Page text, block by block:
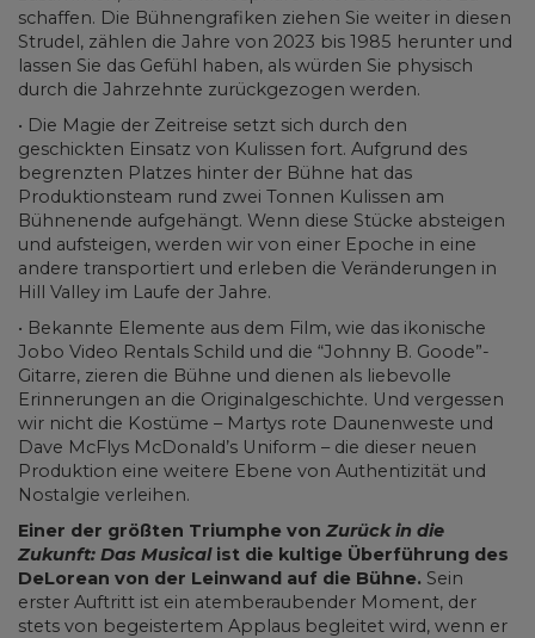
schaffen. Die Bühnengrafiken ziehen Sie weiter in diesen
Strudel, zählen die Jahre von 2023 bis 1985 herunter und
lassen Sie das Gefühl haben, als würden Sie physisch
durch die Jahrzehnte zurückgezogen werden.
• Die Magie der Zeitreise setzt sich durch den
geschickten Einsatz von Kulissen fort. Aufgrund des
begrenzten Platzes hinter der Bühne hat das
Produktionsteam rund zwei Tonnen Kulissen am
Bühnenende aufgehängt. Wenn diese Stücke absteigen
und aufsteigen, werden wir von einer Epoche in eine
andere transportiert und erleben die Veränderungen in
Hill Valley im Laufe der Jahre.
• Bekannte Elemente aus dem Film, wie das ikonische
Jobo Video Rentals Schild und die “Johnny B. Goode”-
Gitarre, zieren die Bühne und dienen als liebevolle
Erinnerungen an die Originalgeschichte. Und vergessen
wir nicht die Kostüme – Martys rote Daunenweste und
Dave McFlys McDonald’s Uniform – die dieser neuen
Produktion eine weitere Ebene von Authentizität und
Nostalgie verleihen.
Einer der größten Triumphe von Zurück in die
Zukunft: Das Musicalist die kultige Überführung des
DeLorean von der Leinwand auf die Bühne. Sein
erster Auftritt ist ein atemberaubender Moment, der
stets von begeistertem Applaus begleitet wird, wenn er